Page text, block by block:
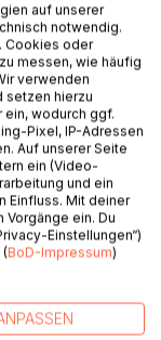
auch großen
Innovativ
die das
mit der
Glück eigentlich
ausfallen
gewandet.
auf unserer
notwendig.
Cookies oder
messen, wie häufig
verwenden
setzen hierzu
wodurch ggf.
Pixel, IP-Adressen
Auf unserer Seite
ein (Video-
und ein
Einfluss. Mit deiner
ein. Du
Einstellungen“)
(BoD-Impressum)